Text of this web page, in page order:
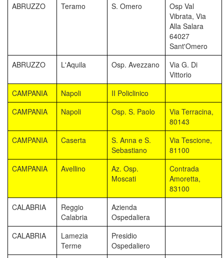
ABRUZZO
Teramo S. Omero
Osp Val
Vibrata, Via
Alla Salara
64027
Sant'Omero
ABRUZZO
L'Aquila Osp. Avezzano
Via G. Di
Vittorio
CAMPANIA
Napoli
II Policlinico
CAMPANIA
Napoli Osp. S. Paolo
Via Terracina,
80143
CAMPANIA
Caserta
S. Anna e S.
Sebastiano
Via Tescione,
81100
CAMPANIA
Avellino
Az. Osp.
Moscati
Contrada
Amoretta,
83100
CALABRIA
Reggio
Calabria
Azienda
Ospedaliera
CALABRIA
Lamezia
Terme
Presidio
Ospedaliero